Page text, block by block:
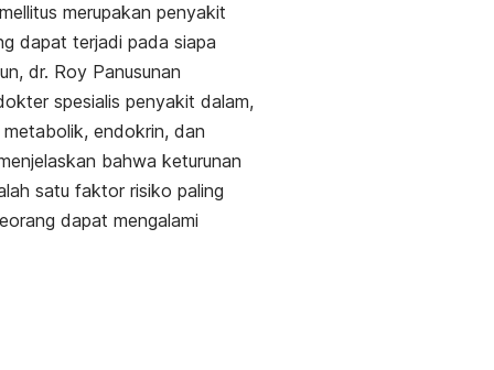
merupakan penyakit
dapat terjadi pada siapa
dr. Roy Panusunan
spesialis penyakit dalam,
endokrin, dan
bahwa keturunan
satu faktor risiko paling
dapat mengalami